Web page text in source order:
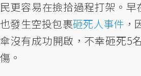
民更容易在撿拾過程打架。早
也發生空投包裹砸死人事件 ，
傘沒有成功開啟，不幸砸死5
傷。